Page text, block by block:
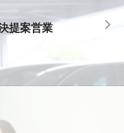
提案営業